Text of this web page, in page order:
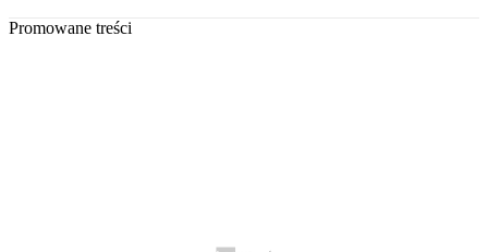
Promowane treści